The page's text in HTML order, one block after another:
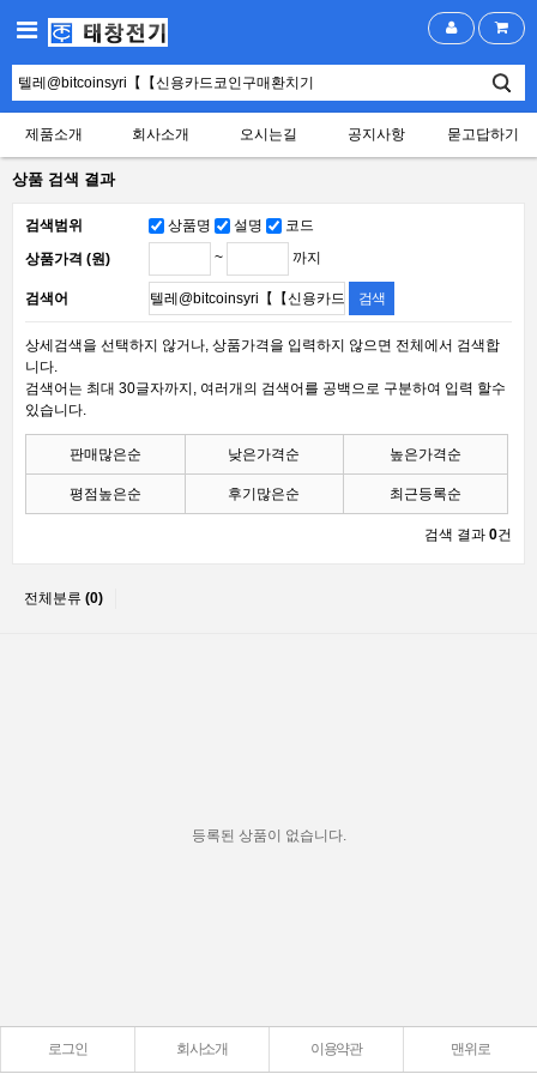
제품소개 회사소개 오시는길 공지사항 묻고답하기
상품 검색 결과
검색범위 상품명 설명
코드
상품가격 (원)
~ 까지
검색어
상세검색을 선택하지 않거나, 상품가격을 입력하지 않으면 전체에서 검색합
니다.
검색어는 최대 30글자까지, 여러개의 검색어를 공백으로 구분하여 입력 할수
있습니다.
판매많은순 낮은가격순 높은가격순
평점높은순 후기많은순 최근등록순
검색 결과 0건
전체분류 (0)
등록된 상품이 없습니다.
로그인 회사소개 이용약관 맨위로